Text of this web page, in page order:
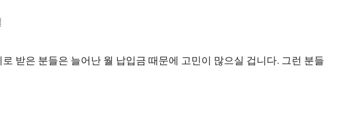
받은 분들은 늘어난 월 납입금 때문에 고민이 많으실 겁니다. 그런 분들